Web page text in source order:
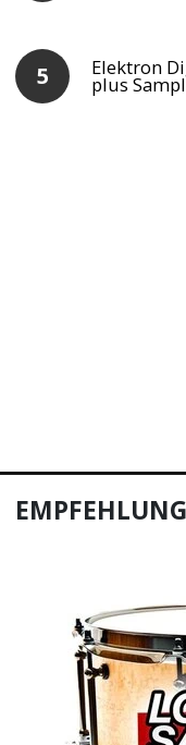
Elektron
plus